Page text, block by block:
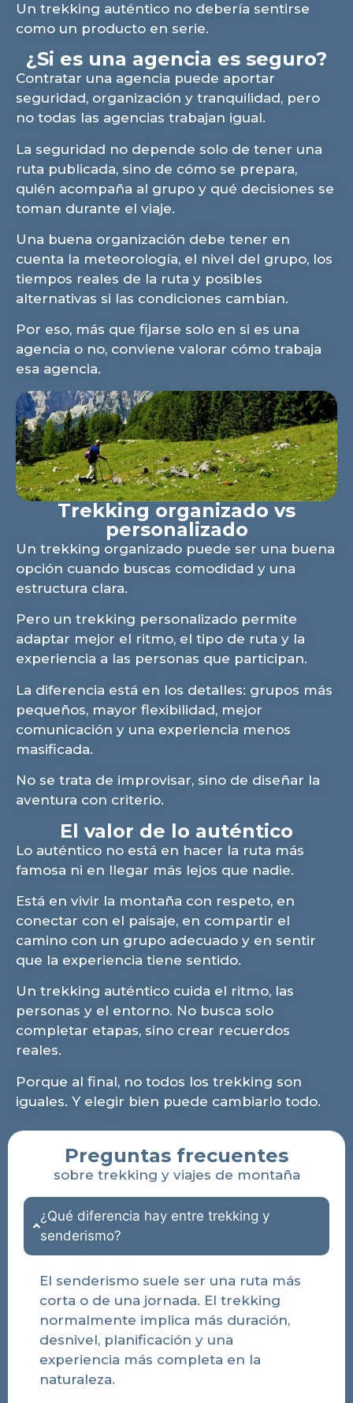
Un trekking auténtico no debería sentirse
como un producto en serie.
¿Si es una agencia es seguro?
Contratar una agencia puede aportar
seguridad, organización y tranquilidad, pero
no todas las agencias trabajan igual.
La seguridad no depende solo de tener una
ruta publicada, sino de cómo se prepara,
quién acompaña al grupo y qué decisiones se
toman durante el viaje.
Una buena organización debe tener en
cuenta la meteorología, el nivel del grupo, los
tiempos reales de la ruta y posibles
alternativas si las condiciones cambian.
Por eso, más que fijarse solo en si es una
agencia o no, conviene valorar cómo trabaja
esa agencia.
Trekking organizado vs
personalizado
Un trekking organizado puede ser una buena
opción cuando buscas comodidad y una
estructura clara.
Pero un trekking personalizado permite
adaptar mejor el ritmo, el tipo de ruta y la
experiencia a las personas que participan.
La diferencia está en los detalles: grupos más
pequeños, mayor flexibilidad, mejor
comunicación y una experiencia menos
masificada.
No se trata de improvisar, sino de diseñar la
aventura con criterio.
El valor de lo auténtico
Lo auténtico no está en hacer la ruta más
famosa ni en llegar más lejos que nadie.
Está en vivir la montaña con respeto, en
conectar con el paisaje, en compartir el
camino con un grupo adecuado y en sentir
que la experiencia tiene sentido.
Un trekking auténtico cuida el ritmo, las
personas y el entorno. No busca solo
completar etapas, sino crear recuerdos
reales.
Porque al final, no todos los trekking son
iguales. Y elegir bien puede cambiarlo todo.
Preguntas frecuentes
sobre trekking y viajes de montaña
¿Qué diferencia hay entre trekking y
senderismo?
El senderismo suele ser una ruta más
corta o de una jornada. El trekking
normalmente implica más duración,
desnivel, planificación y una
experiencia más completa en la
naturaleza.